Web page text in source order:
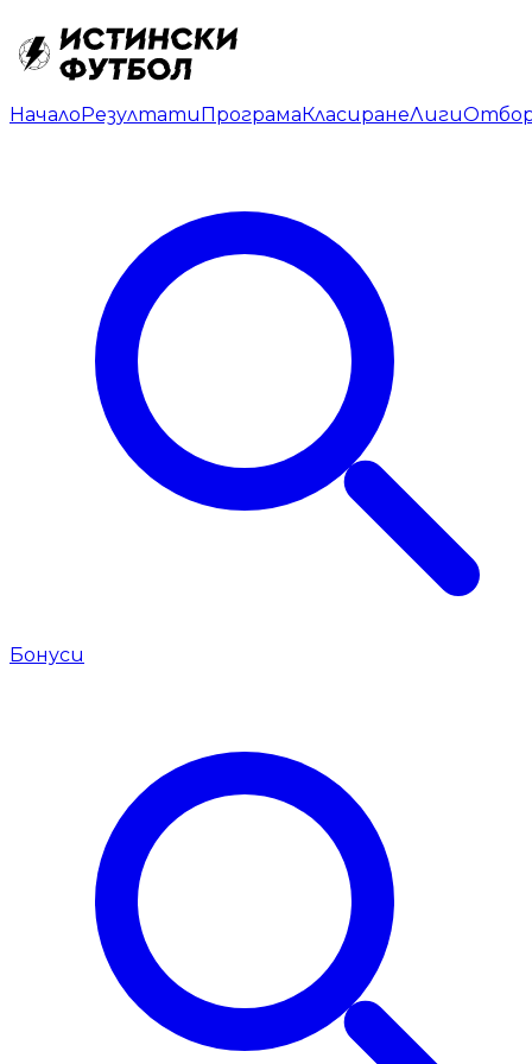
НачалоРезултатиПрограмаКласиранеЛиги
Бонуси